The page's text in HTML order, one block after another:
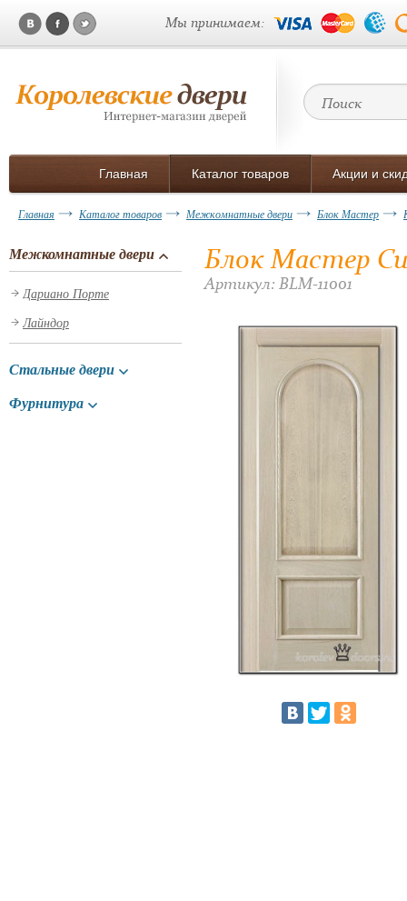
Мы принимаем:
Главная Каталог товаров Акции и
Главная Каталог товаров Межкомнатные двери Блок Мастер
Межкомнатные двери
Дариано Порте
Лайндор
Стальные двери
Фурнитура
Блок Мастер
Артикул: BLM-11001